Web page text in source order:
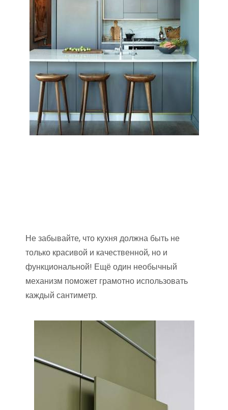
Не забывайте, что кухня должна быть не
только красивой и качественной, но и
функциональной! Ещё один необычный
механизм поможет грамотно использовать
каждый сантиметр.